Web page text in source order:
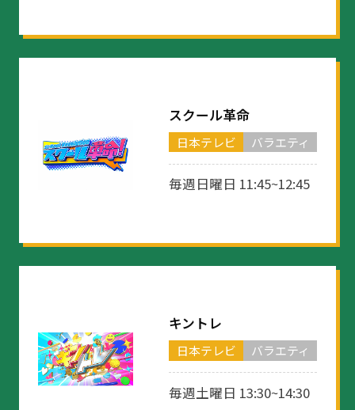
スクール革命
日本テレビ バラエティ
毎週日曜日 11:45~12:45
キントレ
日本テレビ バラエティ
毎週土曜日 13:30~14:30